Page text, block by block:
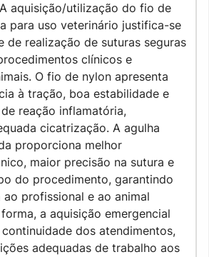
A aquisição/utilização do fio de
para uso veterinário justifica-se
de realização de suturas seguras
clínicos e
O fio de nylon apresenta
à tração, boa estabilidade e
reação inflamatória,
cicatrização. A agulha
proporciona melhor
maior precisão na sutura e
do procedimento, garantindo
ao profissional e ao animal
a aquisição emergencial
dos atendimentos,
adequadas de trabalho aos